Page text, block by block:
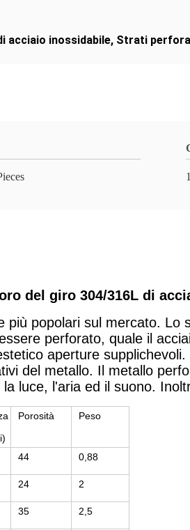
acciaio inossidabile, Strati
del giro 304/316L di
popolari sul mercato.
perforato, quale il
aperture
del metallo. Il metallo
luce, l'aria ed il suono.
Porosità Peso
44 0,88
24 2
35 2,5